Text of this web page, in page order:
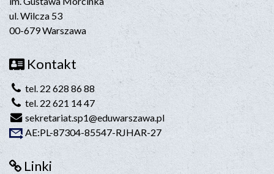
ul. Wilcza 53
00-679 Warszawa
Kontakt
tel. 22 628 86 88
tel. 22 621 14 47
sekretariat.sp1@eduwarszawa.pl
AE:PL-87304-85547-RJHAR-27
Linki